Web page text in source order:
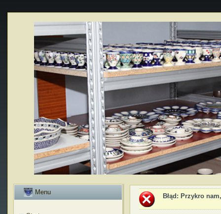
Menu
Błąd : Przykro